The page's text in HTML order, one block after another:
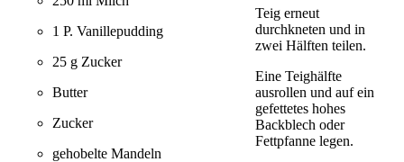
1 P. Vanillepudding
25 g Zucker
Butter
Zucker
gehobelte Mandeln
Teig erneut
durchkneten und in
zwei Hälften teilen.
Eine Teighälfte
ausrollen und auf ein
gefettetes hohes
Backblech oder
Fettpfanne legen.